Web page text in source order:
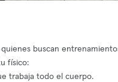
buscan
físico:
trabaja todo el cuerpo.